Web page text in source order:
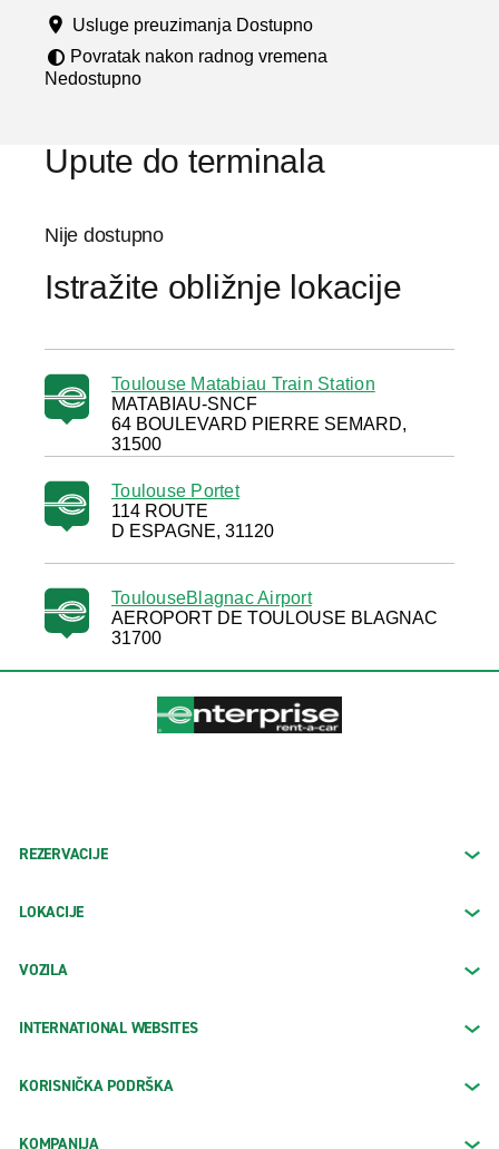
u
Usluge preuzimanja Dostupno
Povratak nakon radnog vremena
Nedostupno
Upute do terminala
Nije dostupno
Istražite obližnje lokacije
Toulouse Matabiau Train Station
MATABIAU-SNCF
64 BOULEVARD PIERRE SEMARD,
31500
Toulouse Portet
114 ROUTE
D ESPAGNE, 31120
ToulouseBlagnac Airport
AEROPORT DE TOULOUSE BLAGNAC
31700
REZERVACIJE
LOKACIJE
VOZILA
INTERNATIONAL WEBSITES
KORISNIČKA PODRŠKA
KOMPANIJA